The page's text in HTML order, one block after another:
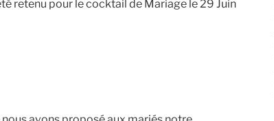
retenu pour le cocktail de Mariage le 29 Juin